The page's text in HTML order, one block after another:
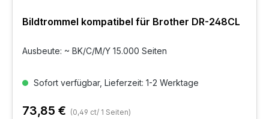
Bildtrommel kompatibel für Brother DR-248CL
Ausbeute: ~ BK/C/M/Y 15.000 Seiten
Sofort verfügbar, Lieferzeit: 1-2 Werktage
73,85 € (0,49 ct/ 1 Seiten)